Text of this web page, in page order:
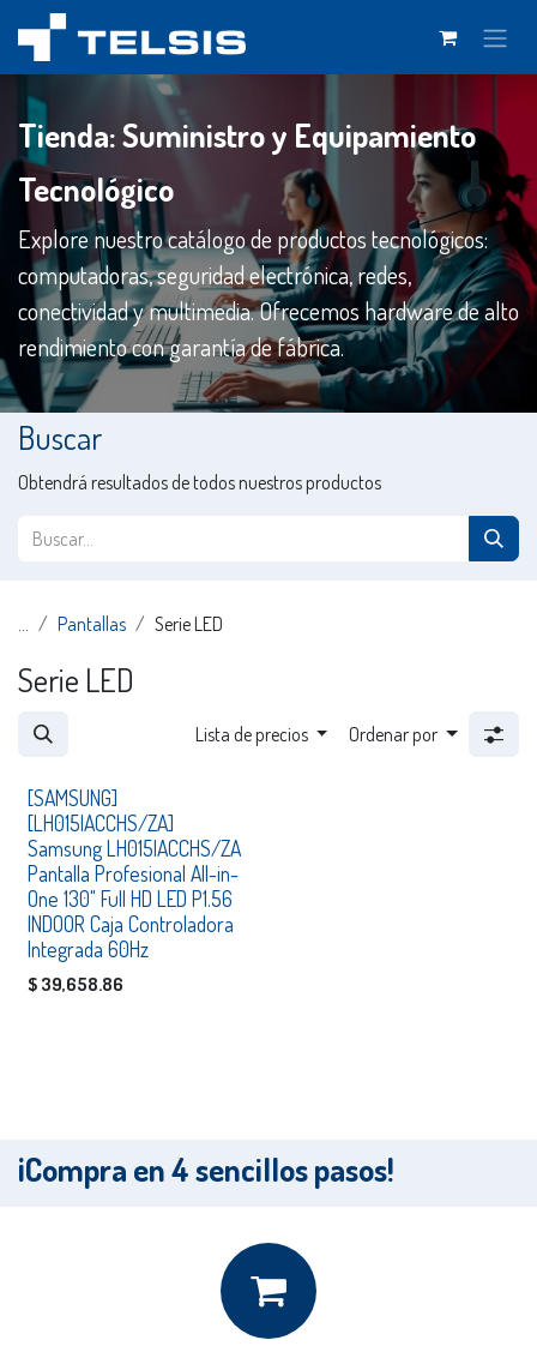
Ir al contenido
Tienda: Suministro y Equipamiento
Tecnológico
Explore nuestro catálogo de productos tecnológicos:
computadoras, seguridad electrónica, redes,
conectividad y multimedia. Ofrecemos hardware de alto
rendimiento con garantía de fábrica.
Buscar
Obtendrá resultados de todos nuestros productos
... Pantallas Serie LED
Serie LED
Lista de precios Ordenar por
Consultar
[SAMSUNG]
[LH015IACCHS/ZA]
Samsung LH015IACCHS/ZA
Pantalla Profesional All-in-
One 130" Full HD LED P1.56
INDOOR Caja Controladora
Integrada 60Hz
$ 39,658.86
¡Compra en 4 sencillos pasos!